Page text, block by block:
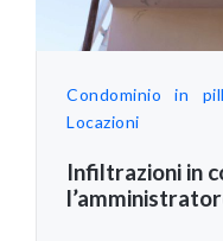
Condominio in
Locazioni
Infiltrazioni in